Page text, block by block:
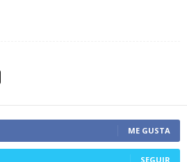
ME GUSTA
SEGUIR